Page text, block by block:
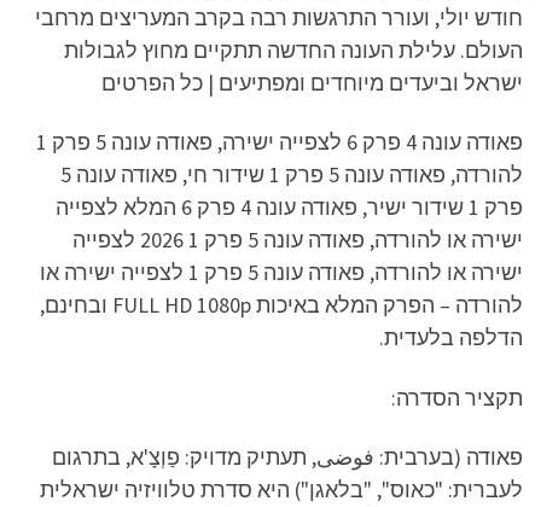
חודש יולי, ועורר התרגשות רבה בקרב המעריצים מרחבי
העולם. עלילת העונה החדשה תתקיים מחוץ לגבולות
ישראל וביעדים מיוחדים ומפתיעים | כל הפרטים
פאודה עונה 4 פרק 6 לצפייה ישירה, פאודה עונה 5 פרק 1
להורדה, פאודה עונה 5 פרק 1 שידור חי, פאודה עונה 5
פרק 1 שידור ישיר, פאודה עונה 4 פרק 6 המלא לצפייה
ישירה או להורדה, פאודה עונה 5 פרק 1 2026 לצפייה
ישירה או להורדה, פאודה עונה 5 פרק 1 לצפייה ישירה או
להורדה – הפרק המלא באיכות FULL HD 1080p ובחינם,
הדלפה בלעדית.
תקציר הסדרה:
פאודה (בערבית: فوضى, תעתיק מדויק: פַוְצָ'א, בתרגום
לעברית: "כאוס", "בלאגן") היא סדרת טלוויזיה ישראלית